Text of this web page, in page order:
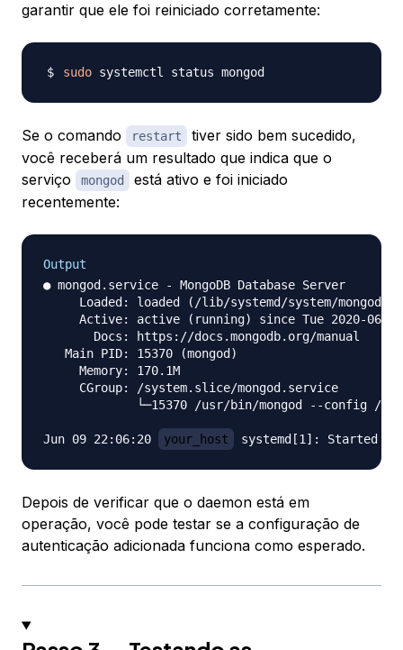
garantir que ele foi reiniciado corretamente:
sudo
Se o comando restart
tiver sido bem sucedido,
você receberá um resultado que indica que o
serviço
mongod
está ativo e foi iniciado
recentemente:
Output
● mongod.service - MongoDB Database Server
Loaded: loaded (/lib/systemd/system/
Active: active (running) since Tue 2020-06-
       Docs: https://docs.mongodb.org/manual
   Main PID: 15370 (mongod)
     Memory: 170.1M
     CGroup: /system.slice/mongod.service
└─15370 /usr/bin/mongod --config /
Jun 09 22:06:20 your_host
Depois de verificar que o daemon está em
operação, você pode testar se a configuração de
autenticação adicionada funciona como esperado.